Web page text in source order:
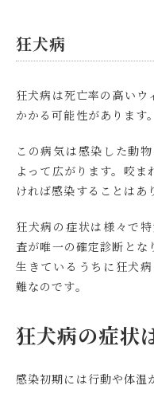
狂犬病
狂犬病は死亡率の高いウ
かかる可能性があります。
この病気は感染した動
よって広がります。咬
ければ感染することはあ
狂犬病の症状は様々で
査が唯一の確定診断とな
生きているうちに狂犬
難なのです。
狂犬病の症状
感染初期には行動や体温